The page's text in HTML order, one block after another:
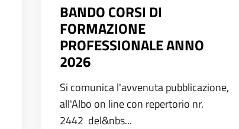
BANDO CORSI DI
FORMAZIONE
PROFESSIONALE ANNO
2026
Si comunica l'avvenuta pubblicazione,
all'Albo on line con repertorio nr.
2442 del&nbs...